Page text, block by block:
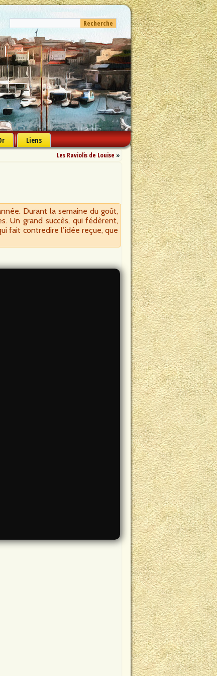
Liens
Les Raviolis de Louise »
Durant la semaine du goût,
Un grand succès, qui fédèrent,
fait contredire l’idée reçue, que